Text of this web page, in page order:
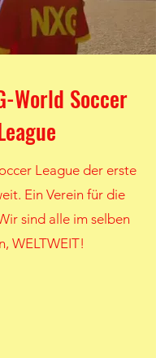
World Soccer
League der erste
Ein Verein für die
sind alle im selben
WELTWEIT!